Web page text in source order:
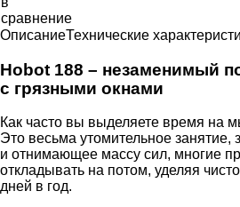
сравнение
ОписаниеТехнические
Hobot 188 – незаменимый
с грязными окнами
Как часто вы выделяете время на
Это весьма утомительное
и отнимающее массу сил, многие
откладывать на потом, уделяя
дней в год.